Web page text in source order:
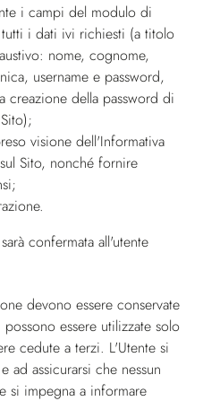
i campi del modulo di
i dati ivi richiesti (a titolo
nome, cognome,
username e password,
creazione della password di
visione dell'Informativa
Sito, nonché fornire
confermata all'utente
devono essere conservate
essere utilizzate solo
cedute a terzi. L'Utente si
ad assicurarsi che nessun
si impegna a informare